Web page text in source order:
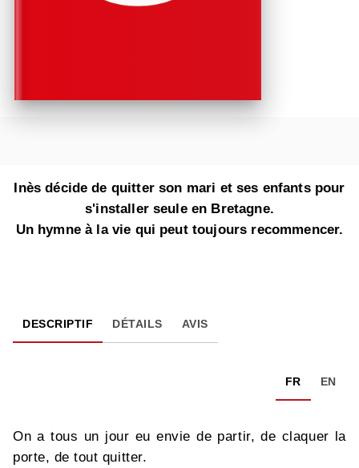
Inès décide de quitter son mari et ses enfants pour
s'installer seule en Bretagne.
Un hymne à la vie qui peut toujours recommencer.
DESCRIPTIF DÉTAILS AVIS
FR EN
On a tous un jour eu envie de partir, de claquer la
porte, de tout quitter.